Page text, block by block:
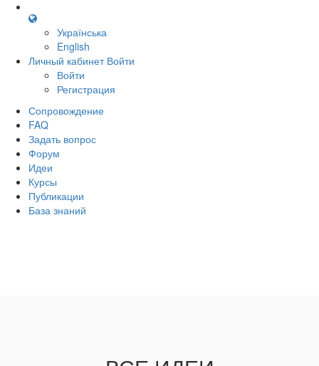
Українська
English
Личный кабинет Войти
Войти
Регистрация
Сопровождение
FAQ
Задать вопрос
Форум
Идеи
Курсы
Публикации
База знаний